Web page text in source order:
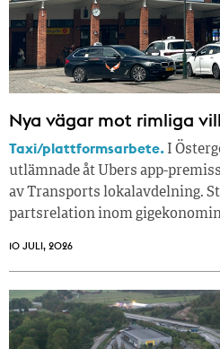
Nya vägar mot rimliga
Taxi/plattformsarbete. I
utlämnade åt Ubers app-
av Transports lokalavdelning.
partsrelation inom
10 JULI, 2026